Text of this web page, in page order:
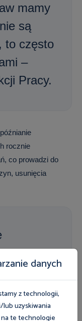
mamy
są
to często
–
Pracy.
rocznie
co prowadzi do
usunięcia
to
rocznie,
danych
z technologii,
uzyskiwania
te technologie